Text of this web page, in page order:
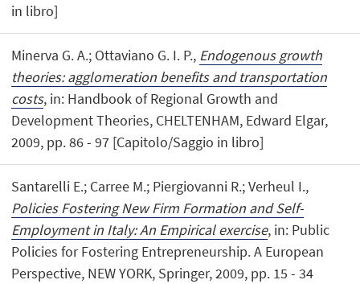
in libro]
Minerva G. A.; Ottaviano G. I. P., Endogenous growth
theories: agglomeration benefits and transportation
costs, in: Handbook of Regional Growth and
Development Theories, CHELTENHAM, Edward Elgar,
2009, pp. 86 - 97 [Capitolo/Saggio in libro]
Santarelli E.; Carree M.; Piergiovanni R.; Verheul I.,
Policies Fostering New Firm Formation and Self-
Employment in Italy: An Empirical exercise, in: Public
Policies for Fostering Entrepreneurship. A European
Perspective, NEW YORK, Springer, 2009, pp. 15 - 34